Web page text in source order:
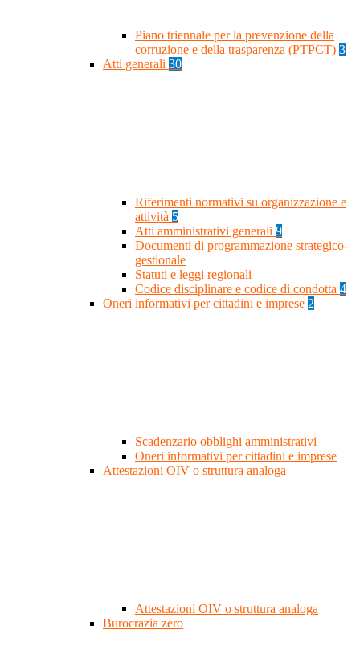
Piano triennale per la prevenzione della
corruzione e della trasparenza (PTPCT) 3
Atti generali 30
Riferimenti normativi su organizzazione e
attività 5
Atti amministrativi generali 9
Documenti di programmazione strategico-
gestionale
Statuti e leggi regionali
Codice disciplinare e codice di condotta 4
Oneri informativi per cittadini e imprese 2
Scadenzario obblighi amministrativi
Oneri informativi per cittadini e imprese
Attestazioni OIV o struttura analoga
Attestazioni OIV o struttura analoga
Burocrazia zero